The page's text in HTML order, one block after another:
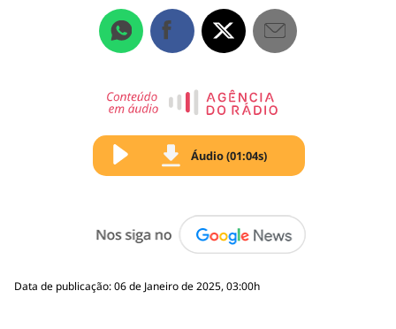
Áudio (01:04s)
Data de publicação: 06 de Janeiro de 2025, 03:00h